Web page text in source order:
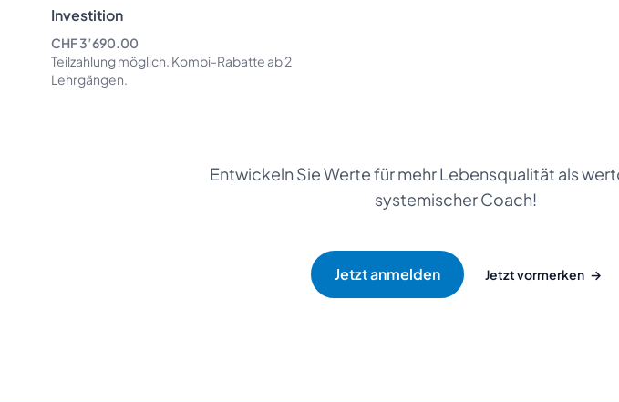
Investition
CHF 3’690.00
Teilzahlung möglich. Kombi-Rabatte ab 2
Lehrgängen.
Entwickeln Sie Werte für mehr Lebensqualität als
systemischer Coach!
Jetzt vormerken →